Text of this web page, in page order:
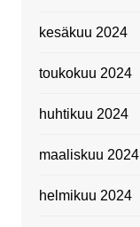
kesäkuu 2024
toukokuu 2024
huhtikuu 2024
maaliskuu 2024
helmikuu 2024